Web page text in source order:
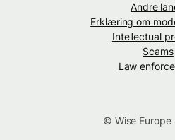
Andre
Erklæring om
Intellectual
Scams
Law
© Wise Europe